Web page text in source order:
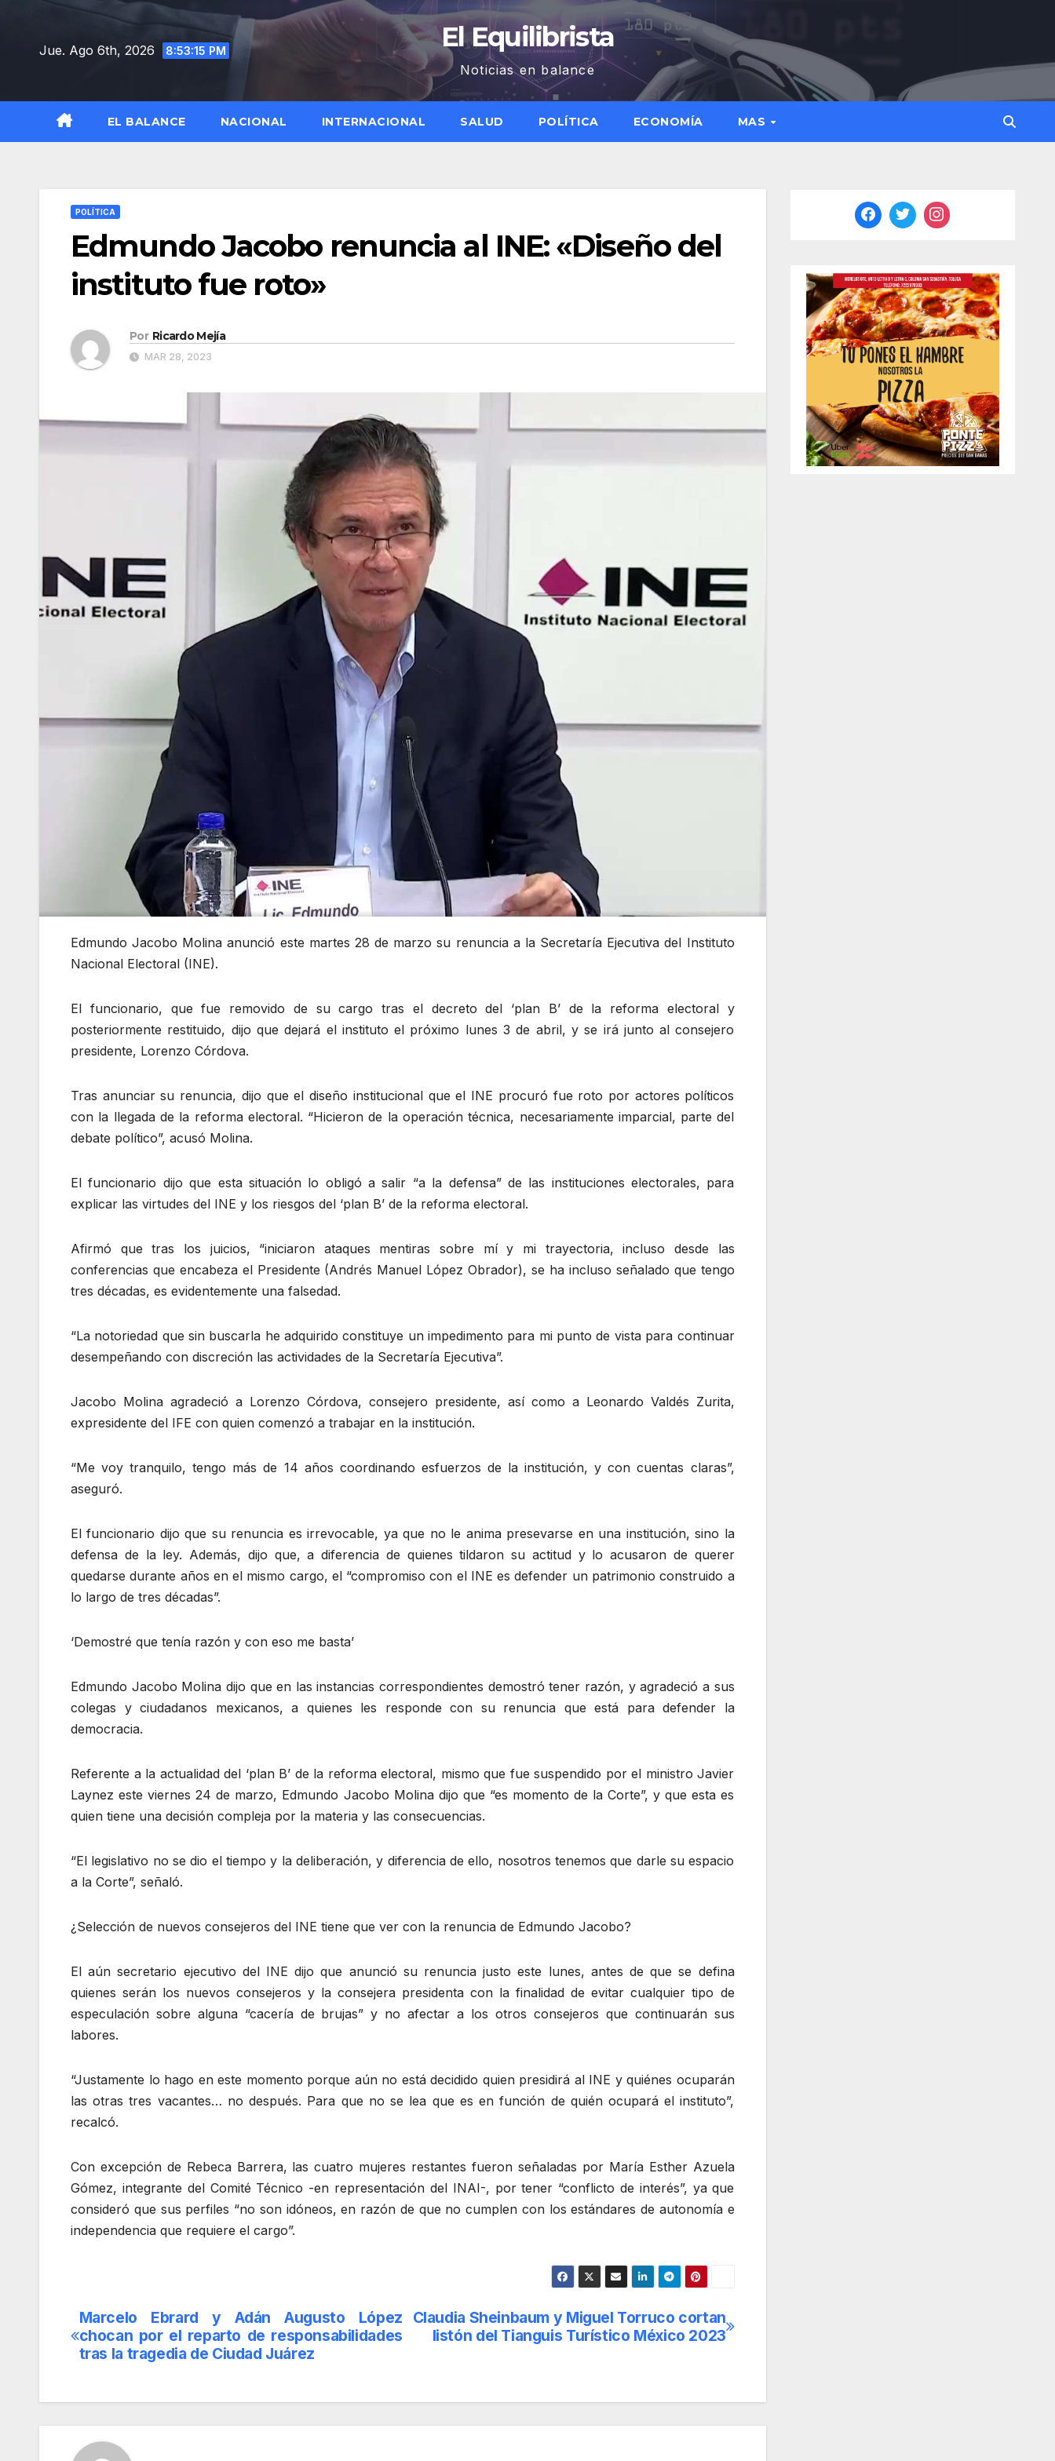
contenidoJue. Ago 6th, 2026 8:53:16 PM El Equilibrista
Noticias en balance
EL BALANCE NACIONAL INTERNACIONAL SALUD POLÍTICA ECONOMÍA MAS
POLÍTICA
Edmundo Jacobo renuncia al INE: «Diseño del
instituto fue roto»
Por Ricardo Mejía
MAR 28, 2023
Edmundo Jacobo Molina anunció este martes 28 de marzo su renuncia a la Secretaría Ejecutiva del Instituto
Nacional Electoral (INE).
El funcionario, que fue removido de su cargo tras el decreto del ‘plan B’ de la reforma electoral y
posteriormente restituido, dijo que dejará el instituto el próximo lunes 3 de abril, y se irá junto al consejero
presidente, Lorenzo Córdova.
Tras anunciar su renuncia, dijo que el diseño institucional que el INE procuró fue roto por actores políticos
con la llegada de la reforma electoral. “Hicieron de la operación técnica, necesariamente imparcial, parte del
debate político”, acusó Molina.
El funcionario dijo que esta situación lo obligó a salir “a la defensa” de las instituciones electorales, para
explicar las virtudes del INE y los riesgos del ‘plan B’ de la reforma electoral.
Afirmó que tras los juicios, “iniciaron ataques mentiras sobre mí y mi trayectoria, incluso desde las
conferencias que encabeza el Presidente (Andrés Manuel López Obrador), se ha incluso señalado que tengo
tres décadas, es evidentemente una falsedad.
“La notoriedad que sin buscarla he adquirido constituye un impedimento para mi punto de vista para continuar
desempeñando con discreción las actividades de la Secretaría Ejecutiva”.
Jacobo Molina agradeció a Lorenzo Córdova, consejero presidente, así como a Leonardo Valdés Zurita,
expresidente del IFE con quien comenzó a trabajar en la institución.
“Me voy tranquilo, tengo más de 14 años coordinando esfuerzos de la institución, y con cuentas claras”,
aseguró.
El funcionario dijo que su renuncia es irrevocable, ya que no le anima presevarse en una institución, sino la
defensa de la ley. Además, dijo que, a diferencia de quienes tildaron su actitud y lo acusaron de querer
quedarse durante años en el mismo cargo, el “compromiso con el INE es defender un patrimonio construido a
lo largo de tres décadas”.
‘Demostré que tenía razón y con eso me basta’
Edmundo Jacobo Molina dijo que en las instancias correspondientes demostró tener razón, y agradeció a sus
colegas y ciudadanos mexicanos, a quienes les responde con su renuncia que está para defender la
democracia.
Referente a la actualidad del ‘plan B’ de la reforma electoral, mismo que fue suspendido por el ministro Javier
Laynez este viernes 24 de marzo, Edmundo Jacobo Molina dijo que “es momento de la Corte”, y que esta es
quien tiene una decisión compleja por la materia y las consecuencias.
“El legislativo no se dio el tiempo y la deliberación, y diferencia de ello, nosotros tenemos que darle su espacio
a la Corte”, señaló.
¿Selección de nuevos consejeros del INE tiene que ver con la renuncia de Edmundo Jacobo?
El aún secretario ejecutivo del INE dijo que anunció su renuncia justo este lunes, antes de que se defina
quienes serán los nuevos consejeros y la consejera presidenta con la finalidad de evitar cualquier tipo de
especulación sobre alguna “cacería de brujas” y no afectar a los otros consejeros que continuarán sus
labores.
“Justamente lo hago en este momento porque aún no está decidido quien presidirá al INE y quiénes ocuparán
las otras tres vacantes… no después. Para que no se lea que es en función de quién ocupará el instituto”,
recalcó.
Con excepción de Rebeca Barrera, las cuatro mujeres restantes fueron señaladas por María Esther Azuela
Gómez, integrante del Comité Técnico -en representación del INAI-, por tener “conflicto de interés”, ya que
consideró que sus perfiles “no son idóneos, en razón de que no cumplen con los estándares de autonomía e
independencia que requiere el cargo”.
Navegación
de
Claudia Sheinbaum y Miguel Torruco cortan
listón del Tianguis Turístico México 2023
Marcelo Ebrard y Adán Augusto López
chocan por el reparto de responsabilidades
tras la tragedia de Ciudad Juárez